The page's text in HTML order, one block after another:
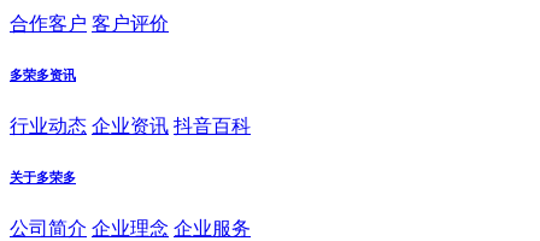
合作客户 客户评价
多荣多资讯
行业动态 企业资讯 抖音百科
关于多荣多
公司简介 企业理念 企业服务